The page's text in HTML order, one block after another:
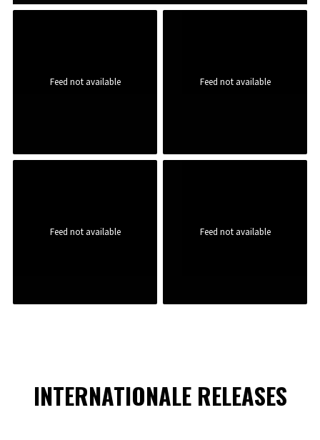
Feed not available Feed not available
Feed not available Feed not available
INTERNATIONALE RELEASES